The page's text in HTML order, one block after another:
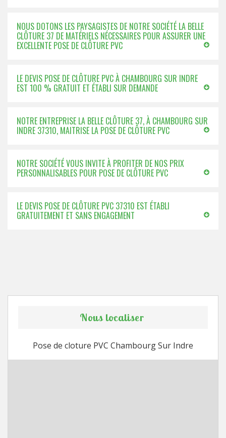
NOUS DOTONS LES PAYSAGISTES DE NOTRE SOCIÉTÉ LA BELLE
CLÔTURE 37 DE MATÉRIELS NÉCESSAIRES POUR ASSURER UNE
EXCELLENTE POSE DE CLÔTURE PVC
LE DEVIS POSE DE CLÔTURE PVC À CHAMBOURG SUR INDRE
EST 100 % GRATUIT ET ÉTABLI SUR DEMANDE
NOTRE ENTREPRISE LA BELLE CLÔTURE 37, À CHAMBOURG SUR
INDRE 37310, MAITRISE LA POSE DE CLÔTURE PVC
NOTRE SOCIÉTÉ VOUS INVITE À PROFITER DE NOS PRIX
PERSONNALISABLES POUR POSE DE CLÔTURE PVC
LE DEVIS POSE DE CLÔTURE PVC 37310 EST ÉTABLI
GRATUITEMENT ET SANS ENGAGEMENT
Nous localiser
Pose de cloture PVC Chambourg Sur Indre